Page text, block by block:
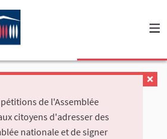
de l'Assemblée
citoyens d'adresser des
nationale et de signer